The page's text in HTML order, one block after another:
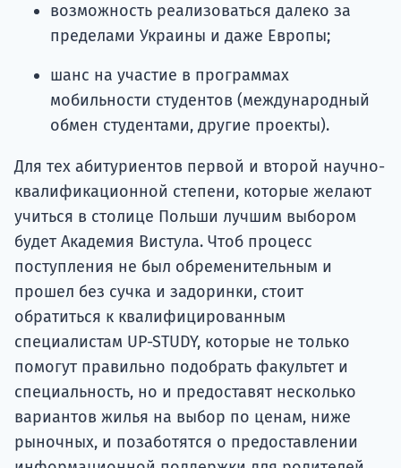
возможность реализоваться далеко за
пределами Украины и даже Европы;
шанс на участие в программах
мобильности студентов (международный
обмен студентами, другие проекты).
Для тех абитуриентов первой и второй научно-
квалификационной степени, которые желают
учиться в столице Польши лучшим выбором
будет Академия Вистула. Чтоб процесс
поступления не был обременительным и
прошел без сучка и задоринки, стоит
обратиться к квалифицированным
специалистам UP-STUDY, которые не только
помогут правильно подобрать факультет и
специальность, но и предоставят несколько
вариантов жилья на выбор по ценам, ниже
рыночных, и позаботятся о предоставлении